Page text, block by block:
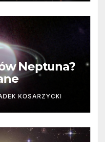
Neptuna?
KOSARZYCKI